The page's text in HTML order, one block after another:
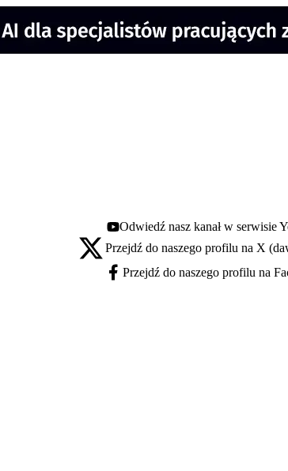
Youtube - otwiera się w nowej karcie
Odwiedź nasz kanał w serwisie
X - otwiera się w nowej karcie
Przejdź do naszego profilu na X
Facebook - otwiera się w nowej karcie
Przejdź do naszego profilu na